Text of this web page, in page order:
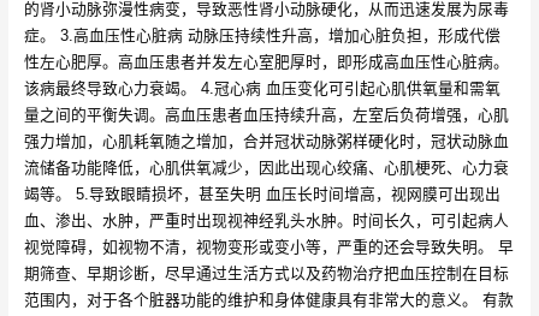
的肾小动脉弥漫性病变，导致恶性肾小动脉硬化，从而迅速发展为尿毒
症。 3.高血压性心脏病 动脉压持续性升高，增加心脏负担，形成代偿
性左心肥厚。高血压患者并发左心室肥厚时，即形成高血压性心脏病。
该病最终导致心力衰竭。 4.冠心病 血压变化可引起心肌供氧量和需氧
量之间的平衡失调。高血压患者血压持续升高，左室后负荷增强，心肌
强力增加，心肌耗氧随之增加，合并冠状动脉粥样硬化时，冠状动脉血
流储备功能降低，心肌供氧减少，因此出现心绞痛、心肌梗死、心力衰
竭等。 5.导致眼睛损坏，甚至失明 血压长时间增高，视网膜可出现出
血、渗出、水肿，严重时出现视神经乳头水肿。时间长久，可引起病人
视觉障碍，如视物不清，视物变形或变小等，严重的还会导致失明。 早
期筛查、早期诊断，尽早通过生活方式以及药物治疗把血压控制在目标
范围内，对于各个脏器功能的维护和身体健康具有非常大的意义。 有款